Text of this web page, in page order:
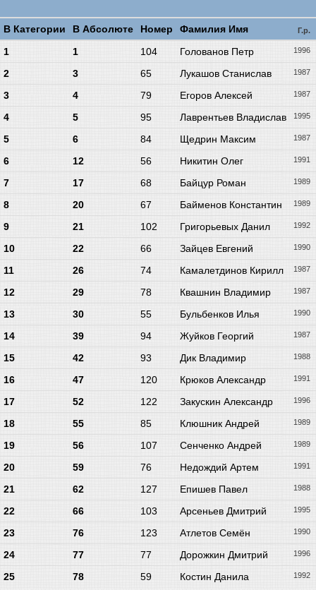
В Категории В Абсолюте Номер Фамилия Имя Г.р.
1 1 104 Голованов Петр 1996
2 3 65 Лукашов Станислав 1987
3 4 79 Егоров Алексей 1987
4 5 95 Лаврентьев Владислав 1995
5 6 84 Щедрин Максим 1987
6 12 56 Никитин Олег 1991
7 17 68 Байцур Роман 1989
8 20 67 Байменов Константин 1989
9 21 102 Григорьевых Данил 1992
10 22 66 Зайцев Евгений 1990
11 26 74 Камалетдинов Кирилл 1987
12 29 78 Квашнин Владимир 1987
13 30 55 Бульбенков Илья 1990
14 39 94 Жуйков Георгий 1987
15 42 93 Дик Владимир 1988
16 47 120 Крюков Александр 1991
17 52 122 Закускин Александр 1996
18 55 85 Клюшник Андрей 1989
19 56 107 Сенченко Андрей 1989
20 59 76 Недождий Артем 1991
21 62 127 Епишев Павел 1988
22 66 103 Арсеньев Дмитрий 1995
23 76 123 Атлетов Семён 1990
24 77 77 Дорожкин Дмитрий 1996
25 78 59 Костин Данила 1992